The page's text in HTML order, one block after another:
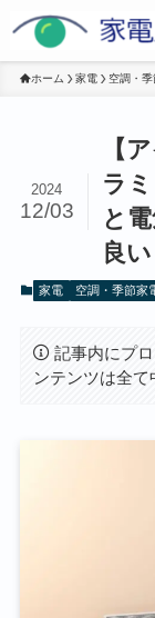
ホーム 家電 空調・
【
ラ
と
良
2024
12/03
家電 空調・季節家
記事内にプ
ンテンツは全て